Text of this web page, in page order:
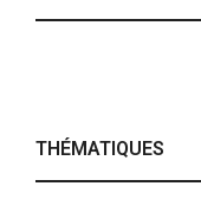
THÉMATIQUES